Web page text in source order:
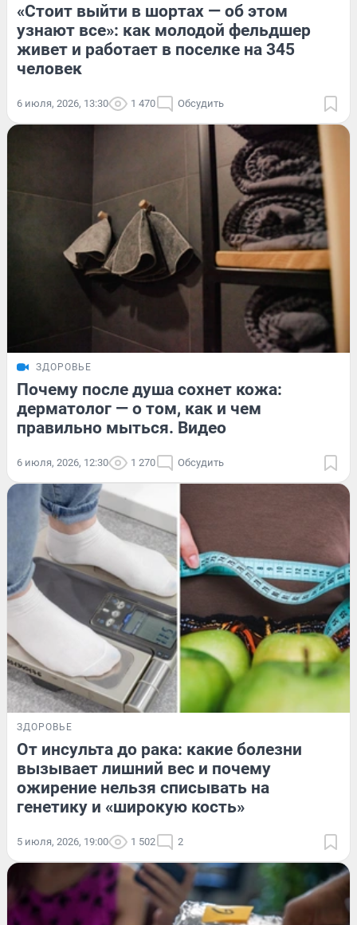
«Стоит выйти в шортах — об этом
узнают все»: как молодой фельдшер
живет и работает в поселке на 345
человек
6 июля, 2026, 13:30 1 470 Обсудить
ЗДОРОВЬЕ
Почему после душа сохнет кожа:
дерматолог — о том, как и чем
правильно мыться. Видео
6 июля, 2026, 12:30 1 270 Обсудить
ЗДОРОВЬЕ
От инсульта до рака: какие болезни
вызывает лишний вес и почему
ожирение нельзя списывать на
генетику и «широкую кость»
5 июля, 2026, 19:00 1 502 2